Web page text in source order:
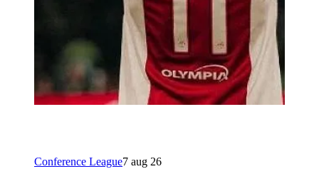
Conference League7 aug 26